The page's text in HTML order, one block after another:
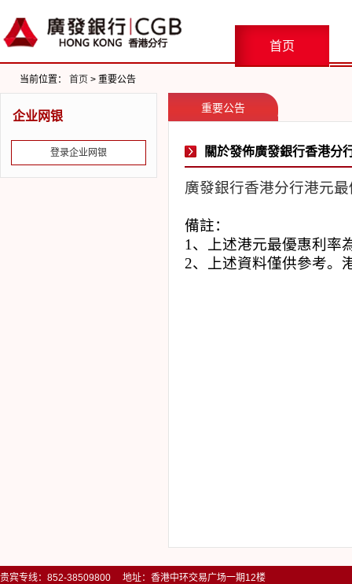
首页
当前位置： 首页 > 重要公告
企业网银
登录企业网银
重要公告
關於發佈廣發銀行香港分
廣發銀行香港分行港元
備註：
1 、上述港元最優惠利率
2、上述資料僅供參考。
贵宾专线：852-38509800 地址：香港中环交易广场一期12楼